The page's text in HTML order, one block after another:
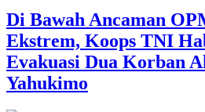
Di Bawah Ancaman
Ekstrem, Koops TNI
Evakuasi Dua Korban
Yahukimo